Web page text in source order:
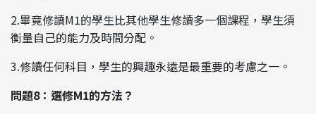
2.畢竟修讀M1的學生比其他學生修讀多一個課程，學生須
衡量自己的能力及時間分配。
3.修讀任何科目，學生的興趣永遠是最重要的考慮之一。
問題8：選修M1的方法？